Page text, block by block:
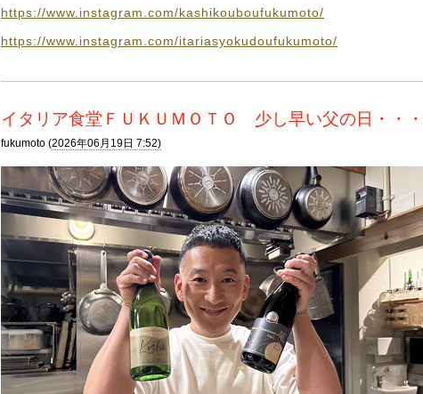
https://www.instagram.com/kashikouboufukumoto/
https://www.instagram.com/itariasyokudoufukumoto/
イタリア食堂ＦＵＫＵＭＯＴＯ 少し早い父の日・・
fukumoto (2026年06月19日 7:52)